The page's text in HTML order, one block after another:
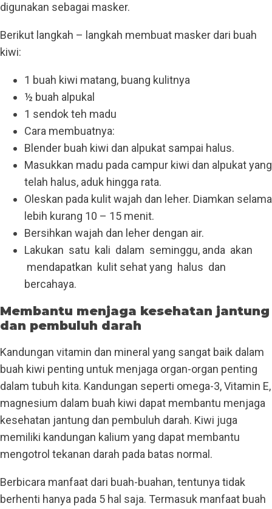
digunakan sebagai masker.
Berikut langkah – langkah membuat masker dari buah
kiwi:
1 buah kiwi matang, buang kulitnya
½ buah alpukal
1 sendok teh madu
Cara membuatnya:
Blender buah kiwi dan alpukat sampai halus.
Masukkan madu pada campur kiwi dan alpukat yang
telah halus, aduk hingga rata.
Oleskan pada kulit wajah dan leher. Diamkan selama
lebih kurang 10 – 15 menit.
Bersihkan wajah dan leher dengan air.
Lakukan satu kali dalam seminggu, anda akan
mendapatkan kulit sehat yang halus dan
bercahaya.
Membantu menjaga kesehatan jantung
dan pembuluh darah
Kandungan vitamin dan mineral yang sangat baik dalam
buah kiwi penting untuk menjaga organ-organ penting
dalam tubuh kita. Kandungan seperti omega-3, Vitamin E,
magnesium dalam buah kiwi dapat membantu menjaga
kesehatan jantung dan pembuluh darah. Kiwi juga
memiliki kandungan kalium yang dapat membantu
mengotrol tekanan darah pada batas normal.
Berbicara manfaat dari buah-buahan, tentunya tidak
berhenti hanya pada 5 hal saja. Termasuk manfaat buah